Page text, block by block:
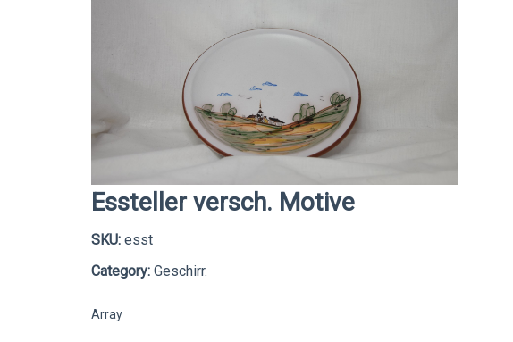
Essteller versch. Motive
SKU: esst
Category: Geschirr.
Array